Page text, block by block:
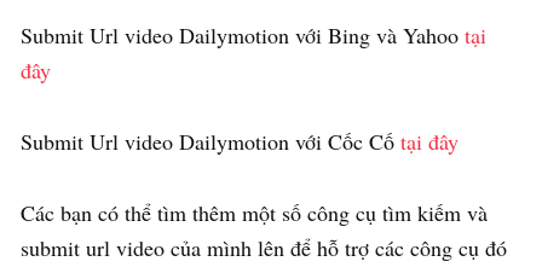
Submit Url video Dailymotion với Bing và Yahoo tại
đây
Submit Url video Dailymotion với Cốc Cố tại đây
Các bạn có thể tìm thêm một số công cụ tìm kiếm và
submit url video của mình lên để hỗ trợ các công cụ đó